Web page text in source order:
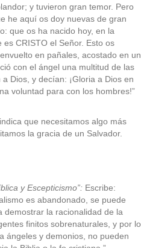
y tuvieron gran temor. Pero
he aquí os doy nuevas de gran
que os ha nacido hoy, en la
CRISTO el Señor. Esto os
en pañales, acostado en un
con el ángel una multitud de las
Dios, y decían: ¡Gloria a Dios en
voluntad para con los hombres!”
que necesitamos algo más
la gracia de un Salvador.
y Escepticismo”: Escribe:
es abandonado, se puede
demostrar la racionalidad de la
finitos sobrenaturales, y por lo
ángeles y demonios, no pueden